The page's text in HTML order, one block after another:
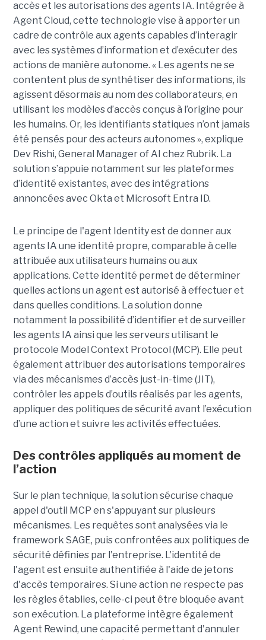
accès et les autorisations des agents IA. Intégrée à
Agent Cloud, cette technologie vise à apporter un
cadre de contrôle aux agents capables d’interagir
avec les systèmes d’information et d’exécuter des
actions de manière autonome. « Les agents ne se
contentent plus de synthétiser des informations, ils
agissent désormais au nom des collaborateurs, en
utilisant les modèles d’accès conçus à l’origine pour
les humains. Or, les identifiants statiques n’ont jamais
été pensés pour des acteurs autonomes », explique
Dev Rishi, General Manager of AI chez Rubrik. La
solution s’appuie notamment sur les plateformes
d’identité existantes, avec des intégrations
annoncées avec Okta et Microsoft Entra ID.
Le principe de l'agent Identity est de donner aux
agents IA une identité propre, comparable à celle
attribuée aux utilisateurs humains ou aux
applications. Cette identité permet de déterminer
quelles actions un agent est autorisé à effectuer et
dans quelles conditions. La solution donne
notamment la possibilité d’identifier et de surveiller
les agents IA ainsi que les serveurs utilisant le
protocole Model Context Protocol (MCP). Elle peut
également attribuer des autorisations temporaires
via des mécanismes d’accès just-in-time (JIT),
contrôler les appels d’outils réalisés par les agents,
appliquer des politiques de sécurité avant l’exécution
d’une action et suivre les activités effectuées.
Des contrôles appliqués au moment de
l’action
Sur le plan technique, la solution sécurise chaque
appel d'outil MCP en s'appuyant sur plusieurs
mécanismes. Les requêtes sont analysées via le
framework SAGE, puis confrontées aux politiques de
sécurité définies par l'entreprise. L'identité de
l'agent est ensuite authentifiée à l'aide de jetons
d'accès temporaires. Si une action ne respecte pas
les règles établies, celle-ci peut être bloquée avant
son exécution. La plateforme intègre également
Agent Rewind, une capacité permettant d'annuler